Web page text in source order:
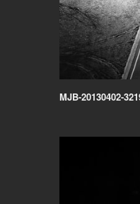
MJB-20130402-